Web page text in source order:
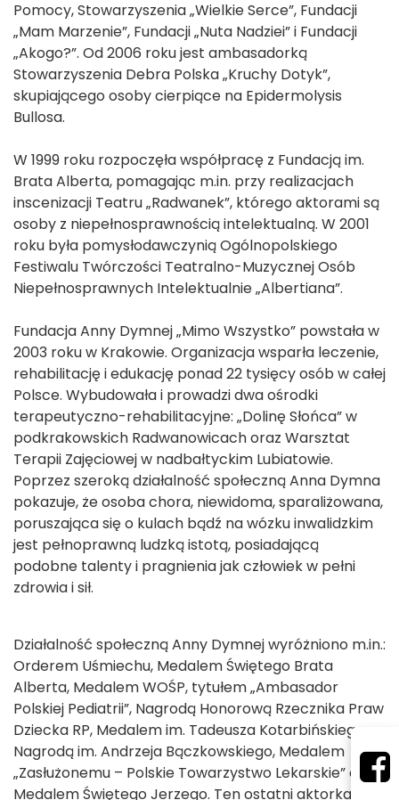
Pomocy, Stowarzyszenia „Wielkie Serce”, Fundacji
„Mam Marzenie”, Fundacji „Nuta Nadziei” i Fundacji
„Akogo?”. Od 2006 roku jest ambasadorką
Stowarzyszenia Debra Polska „Kruchy Dotyk”,
skupiającego osoby cierpiące na Epidermolysis
Bullosa.
W 1999 roku rozpoczęła współpracę z Fundacją im.
Brata Alberta, pomagając m.in. przy realizacjach
inscenizacji Teatru „Radwanek”, którego aktorami są
osoby z niepełnosprawnością intelektualną. W 2001
roku była pomysłodawczynią Ogólnopolskiego
Festiwalu Twórczości Teatralno-Muzycznej Osób
Niepełnosprawnych Intelektualnie „Albertiana”.
Fundacja Anny Dymnej „Mimo Wszystko” powstała w
2003 roku w Krakowie. Organizacja wsparła leczenie,
rehabilitację i edukację ponad 22 tysięcy osób w całej
Polsce. Wybudowała i prowadzi dwa ośrodki
terapeutyczno-rehabilitacyjne: „Dolinę Słońca” w
podkrakowskich Radwanowicach oraz Warsztat
Terapii Zajęciowej w nadbałtyckim Lubiatowie.
Poprzez szeroką działalność społeczną Anna Dymna
pokazuje, że osoba chora, niewidoma, sparaliżowana,
poruszająca się o kulach bądź na wózku inwalidzkim
jest pełnoprawną ludzką istotą, posiadającą
podobne talenty i pragnienia jak człowiek w pełni
zdrowia i sił.
Działalność społeczną Anny Dymnej wyróżniono m.in.:
Orderem Uśmiechu, Medalem Świętego Brata
Alberta, Medalem WOŚP, tytułem „Ambasador
Polskiej Pediatrii”, Nagrodą Honorową Rzecznika Praw
Dziecka RP, Medalem im. Tadeusza Kotarbińskiego,
Nagrodą im. Andrzeja Bączkowskiego, Medalem
„Zasłużonemu – Polskie Towarzystwo Lekarskie” oraz
Medalem Świętego Jerzego. Ten ostatni aktorka